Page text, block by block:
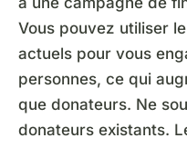
Vous pouvez utiliser
actuels pour vous
personnes, ce qui
que donateurs. Ne
donateurs existants.